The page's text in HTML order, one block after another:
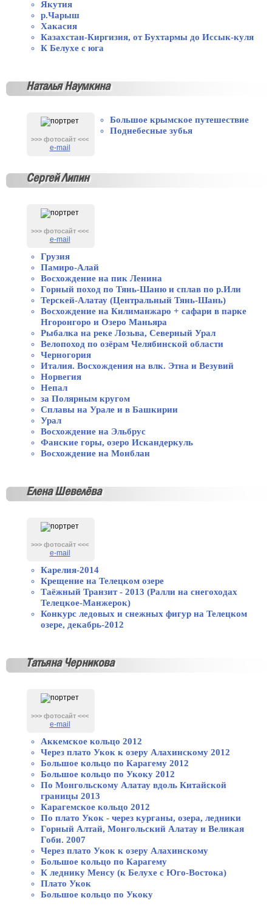
Якутия
р.Чарыш
Хакасия
Казахстан-Киргизия, от Бухтармы до Иссык-куля
К Белухе с юга
Наталья Наумкина
>>> фотосайт <<<
e-mail
Большое крымское путешествие
Поднебесные зубья
Сергей Липин
>>> фотосайт <<<
e-mail
Грузия
Памиро-Алай
Восхождение на пик Ленина
Горный поход по Тянь-Шаню и сплав по р.Или
Терскей-Алатау (Центральный Тянь-Шань)
Восхождение на Килиманжаро + сафари в парке
Нгоронгоро и Озеро Маньяра
Рыбалка на реке Лозьва, Северный Урал
Велопоход по озёрам Челябинской области
Черногория
Италия. Восхождения на влк. Этна и Везувий
Норвегия
Непал
за Полярным кругом
Сплавы на Урале и в Башкирии
Урал
Восхождение на Эльбрус
Фанские горы, озеро Искандеркуль
Восхождение на Монблан
Елена Шевелёва
>>> фотосайт <<<
e-mail
Карелия-2014
Крещение на Телецком озере
Таёжный Транзит - 2013 (Ралли на снегоходах
Телецкое-Манжерок)
Конкурс ледовых и снежных фигур на Телецком
озере, декабрь-2012
Татьяна Черникова
>>> фотосайт <<<
e-mail
Аккемское кольцо 2012
Через плато Укок к озеру Алахинскому 2012
Большое кольцо по Карагему 2012
Большое кольцо по Укоку 2012
По Монгольскому Алатау вдоль Китайской
границы 2013
Карагемское кольцо 2012
По плато Укок - через курганы, озера, ледники
Горный Алтай, Монгольский Алатау и Великая
Гоби. 2007
Через плато Укок к озеру Алахинскому
Большое кольцо по Карагему
К леднику Менсу (к Белухе с Юго-Востока)
Плато Укок
Большое кольцо по Укоку